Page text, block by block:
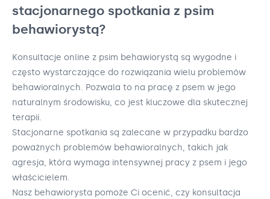
stacjonarnego spotkania z psim
behawiorystą?
Konsultacje online z psim behawiorystą są wygodne i
często wystarczające do rozwiązania wielu problemów
behawioralnych. Pozwala to na pracę z psem w jego
naturalnym środowisku, co jest kluczowe dla skutecznej
terapii.
Stacjonarne spotkania są zalecane w przypadku bardzo
poważnych problemów behawioralnych, takich jak
agresja, która wymaga intensywnej pracy z psem i jego
właścicielem.
Nasz behawiorysta pomoże Ci ocenić, czy konsultacja